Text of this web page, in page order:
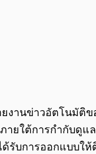
งานข่าวอัตโนมัติข
ายใต้การกำกับดูแ
รับการออกแบบใ